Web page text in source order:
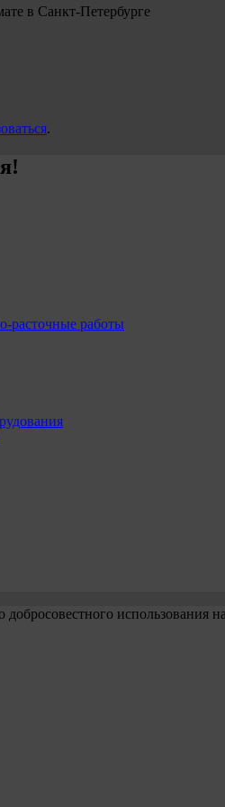
в Санкт-Петербурге
.
расточные работы